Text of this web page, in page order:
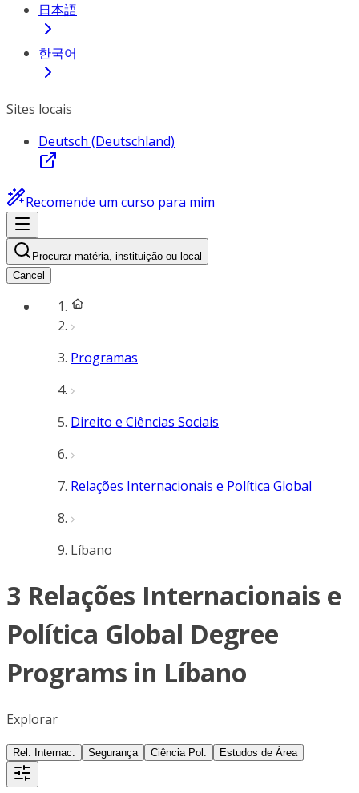
日本語
한국어
Sites locais
Deutsch (Deutschland)
Recomende um curso para mim
Procurar matéria, instituição ou local
Cancel
Programas
Direito e Ciências Sociais
Relações Internacionais e Política Global
Líbano
3 Relações Internacionais e
Política Global Degree
Programs in Líbano
Explorar
Rel. Internac. Segurança Ciência Pol. Estudos de Área